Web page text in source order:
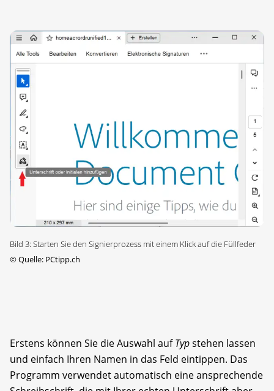
Bild 3: Starten Sie den Signierprozess mit einem Klick auf die Füllfeder
©Quelle: PCtipp.ch
Erstens können Sie die Auswahl aufTypstehen lassen
und einfach Ihren Namen in das Feld eintippen. Das
Programm verwendet automatisch eine ansprechende